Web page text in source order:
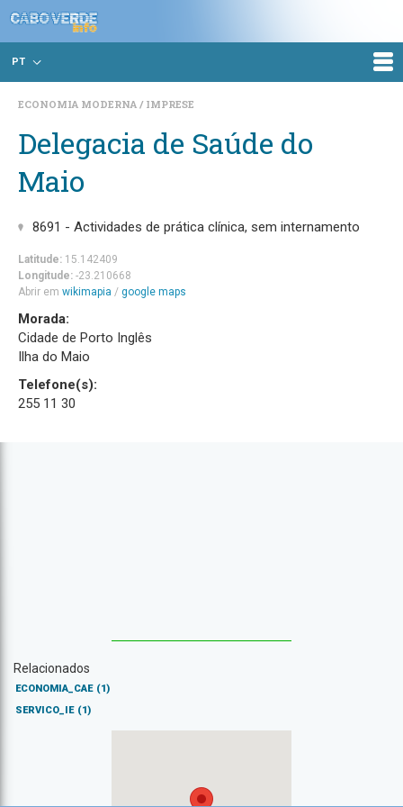
PT
ECONOMIA MODERNA IMPRESE
Delegacia de Saúde do
Maio
8691 - Actividades de prática clínica, sem internamento
Latitude: 15.142409
Longitude: -23.210668
Abrir em wikimapia / google maps
Morada:
Cidade de Porto Inglês
Ilha do Maio
Telefone(s):
255 11 30
Relacionados
ECONOMIA_CAE (1)
SERVICO_IE (1)